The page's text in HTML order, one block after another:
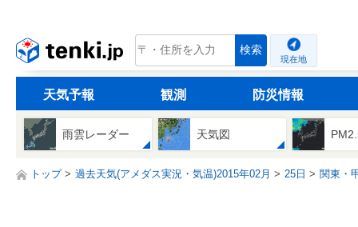
tenki.jp 検索
現在地
天気予報 観測 防災情報
雨雲レーダー 天気図
トップ 過去天気(アメダス実況・気温)2015年02月 25日 関東・